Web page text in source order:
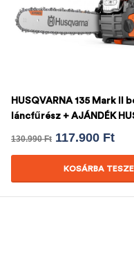
HUSQVARNA 135 Mark II
láncfűrész + AJÁNDÉK
130.990Ft 117.900 Ft
KOSÁRBA